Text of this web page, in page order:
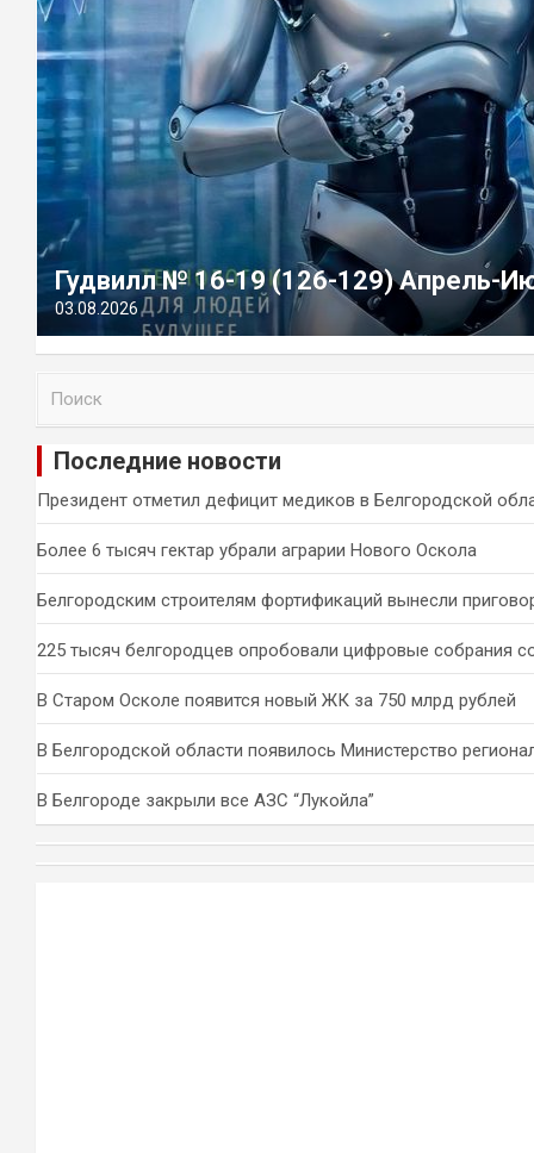
Гудвилл № 16-19 (126-129) Апрель-
03.08.2026
и
Последние новости
Президент отметил дефицит медиков в Белгородской
Более 6 тысяч гектар убрали аграрии Нового Оскола
Белгородским строителям фортификаций вынесли
225 тысяч белгородцев опробовали цифровые собрания
В Старом Осколе появится новый ЖК за 750 млрд рублей
В Белгородской области появилось Министерство
В Белгороде закрыли все АЗС “Лукойла”